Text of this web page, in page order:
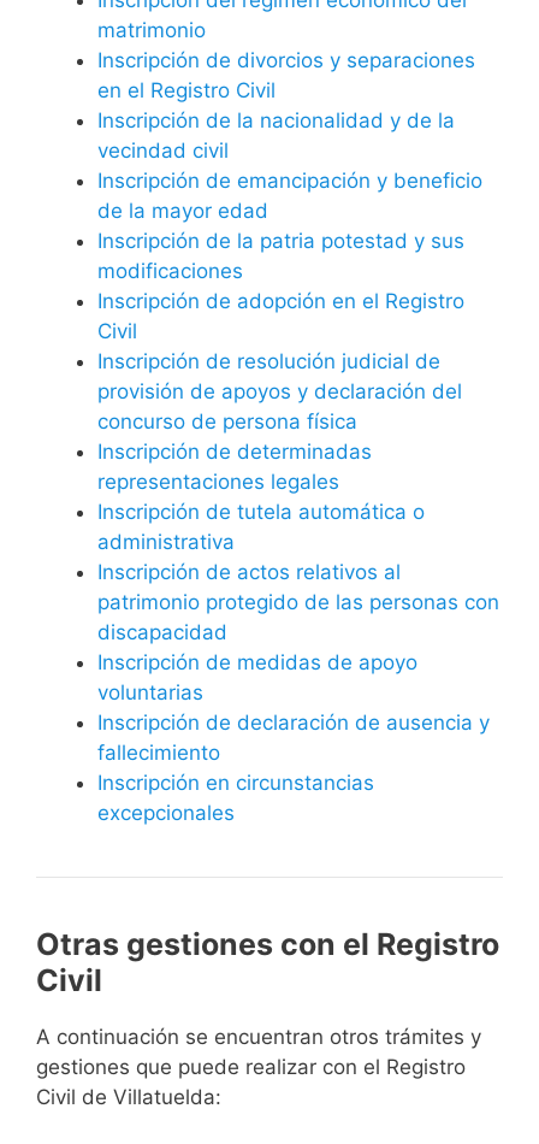
matrimonio
Inscripción de divorcios y separaciones
en el Registro Civil
Inscripción de la nacionalidad y de la
vecindad civil
Inscripción de emancipación y beneficio
de la mayor edad
Inscripción de la patria potestad y sus
modificaciones
Inscripción de adopción en el Registro
Civil
Inscripción de resolución judicial de
provisión de apoyos y declaración del
concurso de persona física
Inscripción de determinadas
representaciones legales
Inscripción de tutela automática o
administrativa
Inscripción de actos relativos al
patrimonio protegido de las personas con
discapacidad
Inscripción de medidas de apoyo
voluntarias
Inscripción de declaración de ausencia y
fallecimiento
Inscripción en circunstancias
excepcionales
Otras gestiones con el Registro
Civil
A continuación se encuentran otros trámites y
gestiones que puede realizar con el Registro
Civil de Villatuelda: